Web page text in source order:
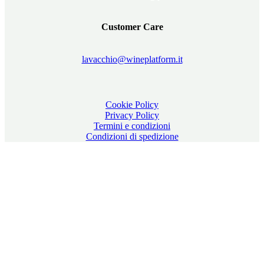
Customer Care
lavacchio@wineplatform.it
Cookie Policy
Privacy Policy
Termini e condizioni
Condizioni di spedizione